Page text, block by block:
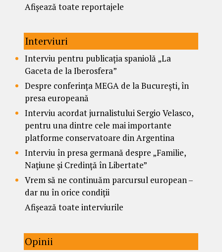
Afișează toate reportajele
Interviuri
Interviu pentru publicația spaniolă „La
Gaceta de la Iberosfera”
Despre conferința MEGA de la București, în
presa europeană
Interviu acordat jurnalistului Sergio Velasco,
pentru una dintre cele mai importante
platforme conservatoare din Argentina
Interviu în presa germană despre „Familie,
Națiune și Credință în Libertate”
Vrem să ne continuăm parcursul european –
dar nu în orice condiții
Afișează toate interviurile
Opinii